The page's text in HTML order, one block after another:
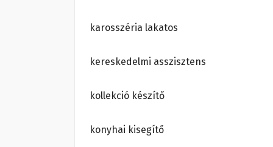
karosszéria lakatos
kereskedelmi asszisztens
kollekció készítő
konyhai kisegítő